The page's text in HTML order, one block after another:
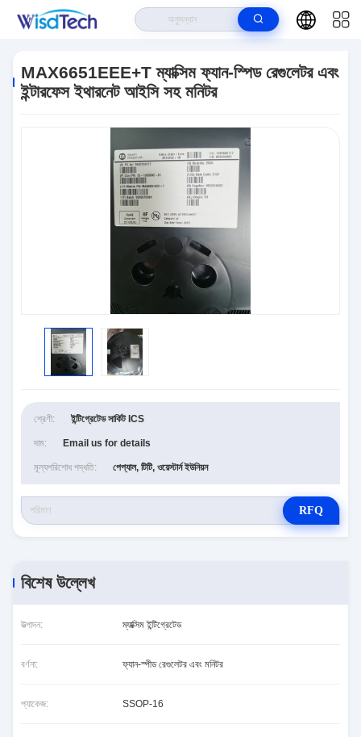
ইন্টারফেস ইথারনেট আইসি সহ মনিটর
MAX6651EEE+T ম্যাক্সিম ফ্যান-স্পিড রেগুলেটর এবং
ইন্টারফেস ইথারনেট আইসি সহ মনিটর
শ্রেণী: ইন্টিগ্রেটেড সার্কিট ICS
দাম: Email us for details
মূল্যপরিশোধ পদ্ধতি: পেপ্যাল, টিটি, ওয়েস্টার্ন ইউনিয়ন
RFQ
বিশেষ উল্লেখ
উত্পাদন: ম্যাক্সিম ইন্টিগ্রেটেড
বর্ণনা: ফ্যান-স্পীড রেগুলেটর এবং মনিটর
প্যাকেজ: SSOP-16